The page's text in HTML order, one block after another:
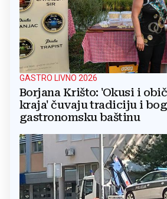
GASTRO LIVNO 2026
Borjana Krišto: 'Okusi i
kraja' čuvaju tradiciju i
gastronomsku baštinu